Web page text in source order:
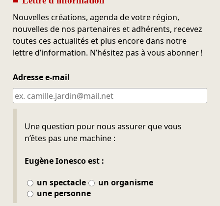
Nouvelles créations, agenda de votre région,
nouvelles de nos partenaires et adhérents, recevez
toutes ces actualités et plus encore dans notre
lettre d’information. N’hésitez pas à vous abonner !
Adresse e-mail
Une question pour nous assurer que vous
n’êtes pas une machine :
Eugène Ionesco est :
un spectacle
un organisme
une personne
Ne pas remplir